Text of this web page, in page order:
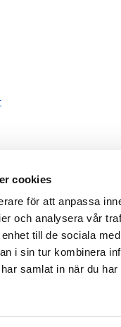
cookies
för att anpassa
och analysera vår
till de sociala
i sin tur kombinera
samlat in när du